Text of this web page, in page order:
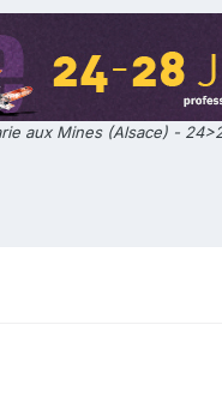
aux Mines (Alsace) -